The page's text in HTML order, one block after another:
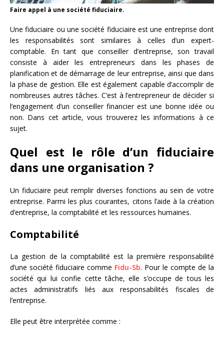
Faire appel à une société fiduciaire.
Une fiduciaire ou une société fiduciaire est une entreprise dont
les responsabilités sont similaires à celles d’un expert-
comptable. En tant que conseiller d’entreprise, son travail
consiste à aider les entrepreneurs dans les phases de
planification et de démarrage de leur entreprise, ainsi que dans
la phase de gestion. Elle est également capable d’accomplir de
nombreuses autres tâches. C’est à l’entrepreneur de décider si
l’engagement d’un conseiller financier est une bonne idée ou
non. Dans cet article, vous trouverez les informations à ce
sujet.
Quel est le rôle d’un fiduciaire
dans une organisation ?
Un fiduciaire peut remplir diverses fonctions au sein de votre
entreprise. Parmi les plus courantes, citons l’aide à la création
d’entreprise, la comptabilité et les ressources humaines.
Comptabilité
La gestion de la comptabilité est la première responsabilité
d’une société fiduciaire comme Fidu-Sb. Pour le compte de la
société qui lui confie cette tâche, elle s’occupe de tous les
actes administratifs liés aux responsabilités fiscales de
l’entreprise.
Elle peut être interprétée comme :